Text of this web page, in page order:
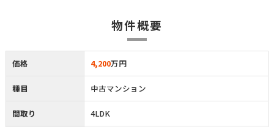
物件概要
価格 4,200万円
種目 中古マンション
間取り 4LDK